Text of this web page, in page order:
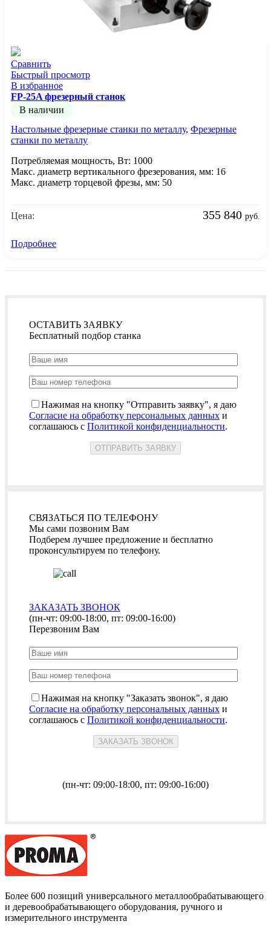
Сравнить
Быстрый просмотр
В избранное
FP-25A фрезерный станок
В наличии
Настольные фрезерные станки по металлу, Фрезерные
станки по металлу
Цена: 355 840 руб.
Потребляемая мощность, Вт: 1000
Макс. диаметр вертикального фрезерования, мм: 16
Макс. диаметр торцевой фрезы, мм: 50
Подробнее
ОСТАВИТЬ ЗАЯВКУ
Бесплатный подбор станка
Нажимая на кнопку "Отправить заявку", я даю
Согласие на обработку персональных данных и
соглашаюсь с Политикой конфиденциальности.
СВЯЗАТЬСЯ ПО ТЕЛЕФОНУ
Мы сами позвоним Вам
Подберем лучшее предложение и бесплатно
проконсультируем по телефону.
ЗАКАЗАТЬ ЗВОНОК
(пн-чт: 09:00-18:00, пт: 09:00-16:00)
Перезвоним Вам
Нажимая на кнопку "Заказать звонок", я даю
Согласие на обработку персональных данных и
соглашаюсь с Политикой конфиденциальности.
(пн-чт: 09:00-18:00, пт: 09:00-16:00)
Более 600 позиций универсального металлообрабатывающего
и деревообрабатывающего оборудования, ручного и
измерительного инструмента